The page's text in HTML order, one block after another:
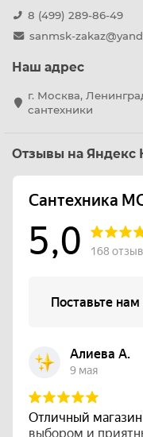
8 (499) 289-86-49
sanmsk-
Наш адрес
г. Москва,
сантехники
Отзывы на Яндекс